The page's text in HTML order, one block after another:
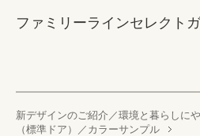
ファミリーラインセレクト
新デザインのご紹介／環境と暮らしに
（標準ドア）／カラーサンプル